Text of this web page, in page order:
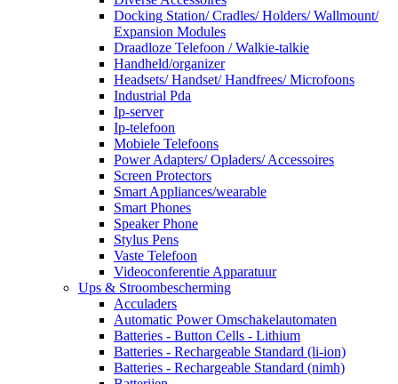
Docking Station/ Cradles/ Holders/ Wallmount/
Expansion Modules
Draadloze Telefoon / Walkie-talkie
Handheld/organizer
Headsets/ Handset/ Handfrees/ Microfoons
Industrial Pda
Ip-server
Ip-telefoon
Mobiele Telefoons
Power Adapters/ Opladers/ Accessoires
Screen Protectors
Smart Appliances/wearable
Smart Phones
Speaker Phone
Stylus Pens
Vaste Telefoon
Videoconferentie Apparatuur
Ups & Stroombescherming
Acculaders
Automatic Power Omschakelautomaten
Batteries - Button Cells - Lithium
Batteries - Rechargeable Standard (li-ion)
Batteries - Rechargeable Standard (nimh)